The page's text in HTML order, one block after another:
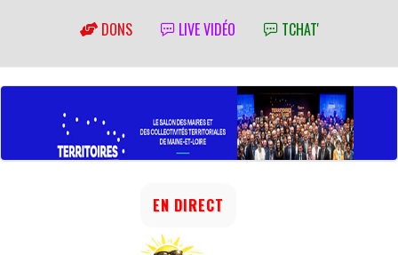
DONS LIVE VIDÉO TCHAT'
EN DIRECT